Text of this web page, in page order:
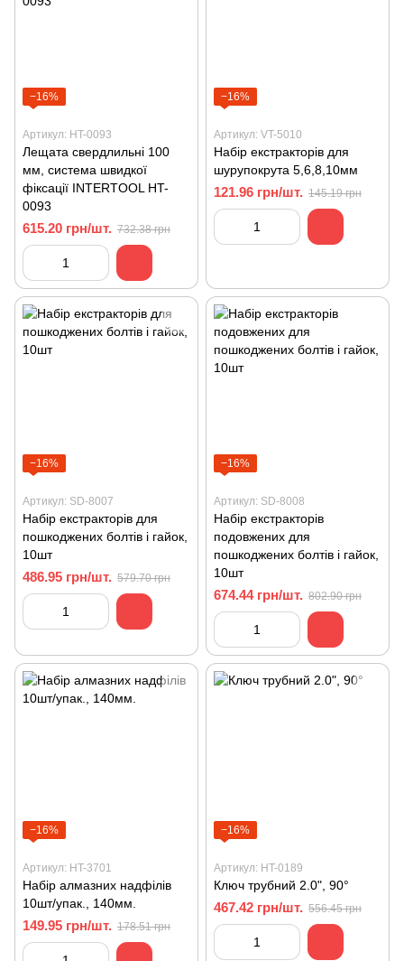
−16%
Артикул: HT-0093
Лещата свердлильні 100
мм, система швидкої
фіксації INTERTOOL HT-
0093
615.20 грн/шт. 732.38 грн
−16%
Артикул: VT-5010
Набір екстракторів для
шурупокрута 5,6,8,10мм
121.96 грн/шт. 145.19 грн
−16%
Артикул: SD-8007
Набір екстракторів для
пошкоджених болтів і гайок,
10шт
486.95 грн/шт. 579.70 грн
−16%
Артикул: SD-8008
Набір екстракторів
подовжених для
пошкоджених болтів і гайок,
10шт
674.44 грн/шт. 802.90 грн
−16%
Артикул: HT-3701
Набір алмазних надфілів
10шт/упак., 140мм.
149.95 грн/шт. 178.51 грн
−16%
Артикул: HT-0189
Ключ трубний 2.0", 90°
467.42 грн/шт. 556.45 грн